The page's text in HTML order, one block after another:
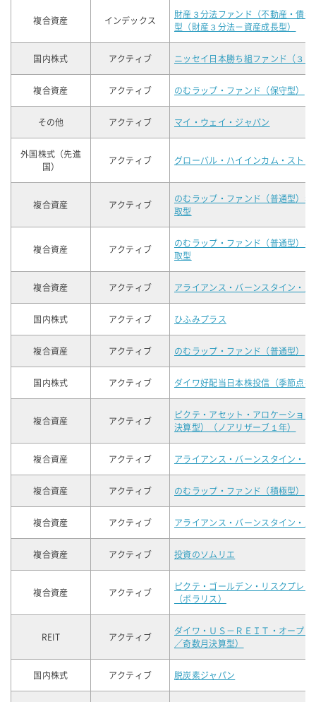
複合資産 インデックス
財産３分法ファンド（不動産・債
型（財産３分法－資産成長型）
国内株式 アクティブ ニッセイ日本勝ち組ファンド（３ヵ
複合資産 アクティブ のむラップ・ファンド（保守型）
その他 アクティブ マイ・ウェイ・ジャパン
外国株式（先進
国）
アクティブ グローバル・ハイインカム・ストッ
複合資産 アクティブ
のむラップ・ファンド（普通型）
取型
複合資産 アクティブ
のむラップ・ファンド（普通型）
取型
複合資産 アクティブ アライアンス・バーンスタイン・財
国内株式 アクティブ ひふみプラス
複合資産 アクティブ のむラップ・ファンド（普通型）
国内株式 アクティブ ダイワ好配当日本株投信（季節点描
複合資産 アクティブ
ピクテ・アセット・アロケーショ
決算型）（ノアリザーブ１年）
複合資産 アクティブ アライアンス・バーンスタイン・財
複合資産 アクティブ のむラップ・ファンド（積極型）
複合資産 アクティブ アライアンス・バーンスタイン・財
複合資産 アクティブ 投資のソムリエ
複合資産 アクティブ
ピクテ・ゴールデン・リスクプレ
（ポラリス）
REIT アクティブ
ダイワ・ＵＳ－ＲＥＩＴ・オープ
／奇数月決算型）
国内株式 アクティブ 脱炭素ジャパン